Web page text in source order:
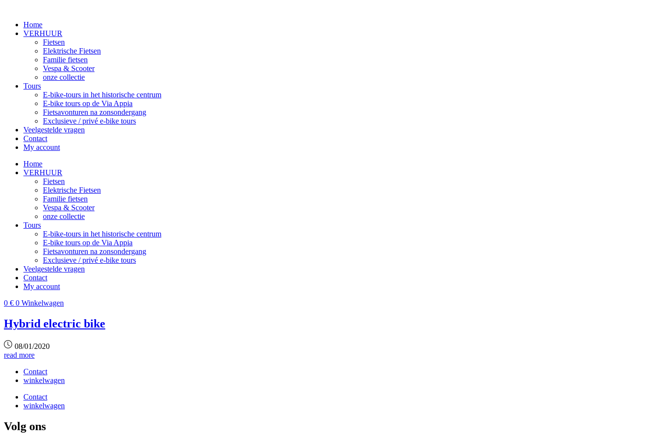
Home
VERHUUR
Fietsen
Elektrische Fietsen
Familie fietsen
Vespa & Scooter
onze collectie
Tours
E‑bike‑tours in het historische centrum
E‑bike tours op de Via Appia
Fietsavonturen na zonsondergang
Exclusieve / privé e‑bike tours
Veelgestelde vragen
Contact
My account
Home
VERHUUR
Fietsen
Elektrische Fietsen
Familie fietsen
Vespa & Scooter
onze collectie
Tours
E‑bike‑tours in het historische centrum
E‑bike tours op de Via Appia
Fietsavonturen na zonsondergang
Exclusieve / privé e‑bike tours
Veelgestelde vragen
Contact
My account
0 € 0 Winkelwagen
Hybrid electric bike
08/01/2020
read more
Contact
winkelwagen
Contact
winkelwagen
Volg ons